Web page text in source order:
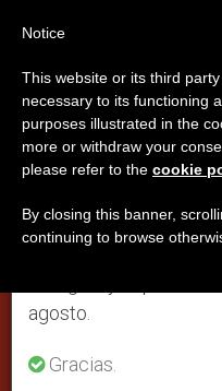
Francisco a la
Estén
público
El santo padre
contribución en
Aviso
Del 27 de julio al 7
anual, aprovechando
se generan menos
agosto.
Gracias.
Notice
This website or its third
necessary to its functioning
purposes illustrated in the
more or withdraw your
please refer to the cookie
By closing this banner,
continuing to browse